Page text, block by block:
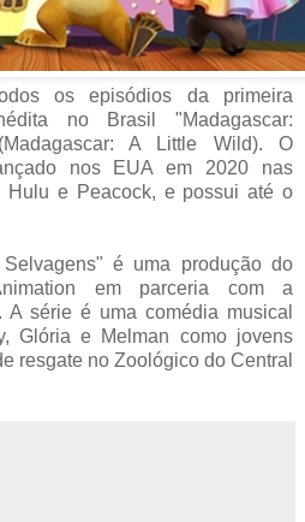
os episódios da primeira
no Brasil "Madagascar:
A Little Wild). O
nos EUA em 2020 nas
Hulu e Peacock, e possui até o
é uma produção do
em parceria com a
A série é uma comédia musical
Glória e Melman como jovens
resgate no Zoológico do Central